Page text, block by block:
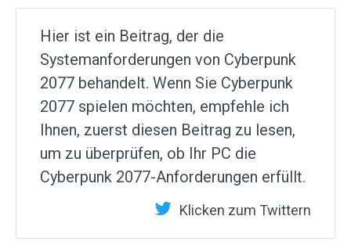
Hier ist ein Beitrag, der die
Systemanforderungen von Cyberpunk
2077 behandelt. Wenn Sie Cyberpunk
2077 spielen möchten, empfehle ich
Ihnen, zuerst diesen Beitrag zu lesen,
um zu überprüfen, ob Ihr PC die
Cyberpunk 2077-Anforderungen erfüllt.
Klicken zum Twittern